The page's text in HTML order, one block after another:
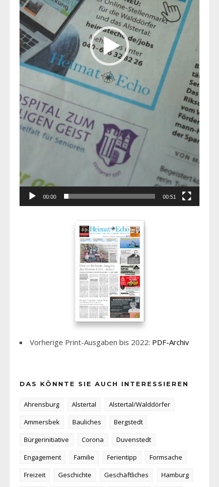
00:00 00:51
Vorherige Print-Ausgaben bis 2022: PDF-Archiv
DAS KÖNNTE SIE AUCH INTERESSIEREN
Ahrensburg Alstertal
Alstertal/Walddörfer
Ammersbek
Bauliches
Bergstedt
Bürgerinitiative
Corona
Duvenstedt
Engagement
Familie Ferientipp
Formsache
Freizeit
Geschichte Geschäftliches
Hamburg